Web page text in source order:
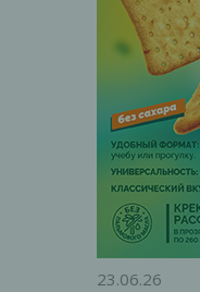
23.06.26